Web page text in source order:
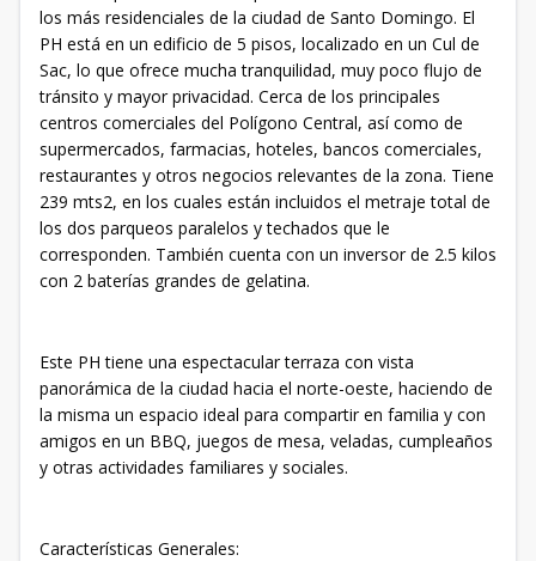
los más residenciales de la ciudad de Santo Domingo. El
PH está en un edificio de 5 pisos, localizado en un Cul de
Sac, lo que ofrece mucha tranquilidad, muy poco flujo de
tránsito y mayor privacidad. Cerca de los principales
centros comerciales del Polígono Central, así como de
supermercados, farmacias, hoteles, bancos comerciales,
restaurantes y otros negocios relevantes de la zona. Tiene
239 mts2, en los cuales están incluidos el metraje total de
los dos parqueos paralelos y techados que le
corresponden. También cuenta con un inversor de 2.5 kilos
con 2 baterías grandes de gelatina.
Este PH tiene una espectacular terraza con vista
panorámica de la ciudad hacia el norte-oeste, haciendo de
la misma un espacio ideal para compartir en familia y con
amigos en un BBQ, juegos de mesa, veladas, cumpleaños
y otras actividades familiares y sociales.
Características Generales: